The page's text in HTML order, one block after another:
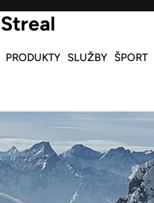
Streal
PRODUKTY SLUŽBY ŠPORT